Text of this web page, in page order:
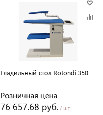
Гладильный стол Rotondi 350
Розничная цена
76 657.68 руб. / шт